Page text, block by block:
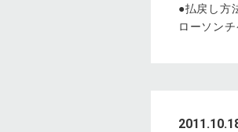
●払戻し
ローソン